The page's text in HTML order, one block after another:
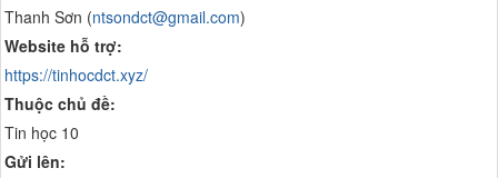
Thanh Sơn (ntsondct@gmail.com)
Website hỗ trợ:
https://tinhocdct.xyz/
Thuộc chủ đề:
Tin học 10
Gửi lên: